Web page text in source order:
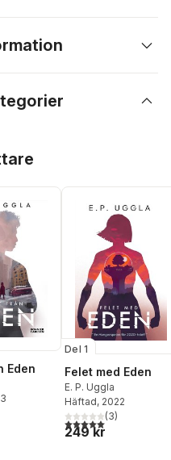
Eden
Totalt antal röster:
Del 1
Felet med Eden
E. P. Uggla
Häftad, 2022
5,0utav 5 stjärnor.
(3)
249 kr